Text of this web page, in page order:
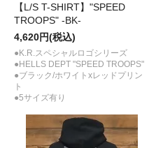
【L/S T-SHIRT】"SPEED
TROOPS" -BK-
4,620円(税込)
●K.R.スペシャルロゴシリーズ
●HELLS DEPT "SPEED TROOPS"
●ブラック/ホワイトxレッドプリン
ト
●5サイズ有り